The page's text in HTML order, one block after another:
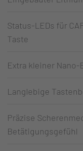
Status-LEDs für
Taste
Extra kleiner
Langlebige
Präzise
Betätigungsgefühl